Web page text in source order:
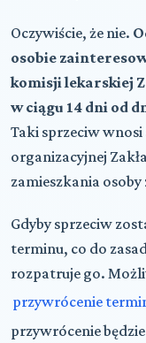
Oczywiście, że nie.
osobie
komisji lekarskiej
w ciągu 14 dni od
Taki sprzeciw
organizacyjnej
zamieszkania
Gdyby sprzeciw
terminu, co do
rozpatruje go.
przywrócenie
przywrócenie